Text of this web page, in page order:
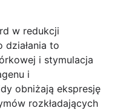
w redukcji
działania to
i stymulacja
i
obniżają ekspresję
rozkładających